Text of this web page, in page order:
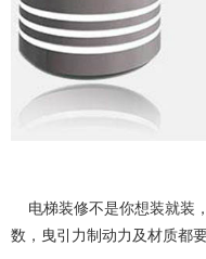
电梯装修不是你想装就装
数，曳引力制动力及材质都